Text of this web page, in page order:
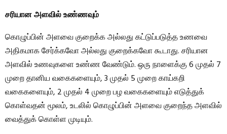
சரியான அளவில் உண்ணவும்
கொழுப்பின் அளவை குறைக்க அல்லது கட்டுப்படுத்த உணவை
அதிகமாக சேர்க்கவோ அல்லது குறைக்கவோ கூடாது. சரியான
அளவில் உணவுகளை உண்ண வேண்டும். ஒரு நாளைக்கு 6 முதல் 7
முறை தானிய வகைகளையும், 3 முதல் 5 முறை காய்கறி
வகைகளையும், 2 முதல் 4 முறை பழ வகைகளையும் எடுத்துக்
கொள்வதன் மூலம், உடலில் கொழுப்பின் அளவை குறைந்த அளவில்
வைத்துக் கொள்ள முடியும்.